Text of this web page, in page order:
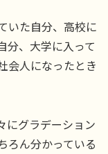
いた自分、高校に
分、大学に入って
会人になったとき
にグラデーション
ろん分かっている